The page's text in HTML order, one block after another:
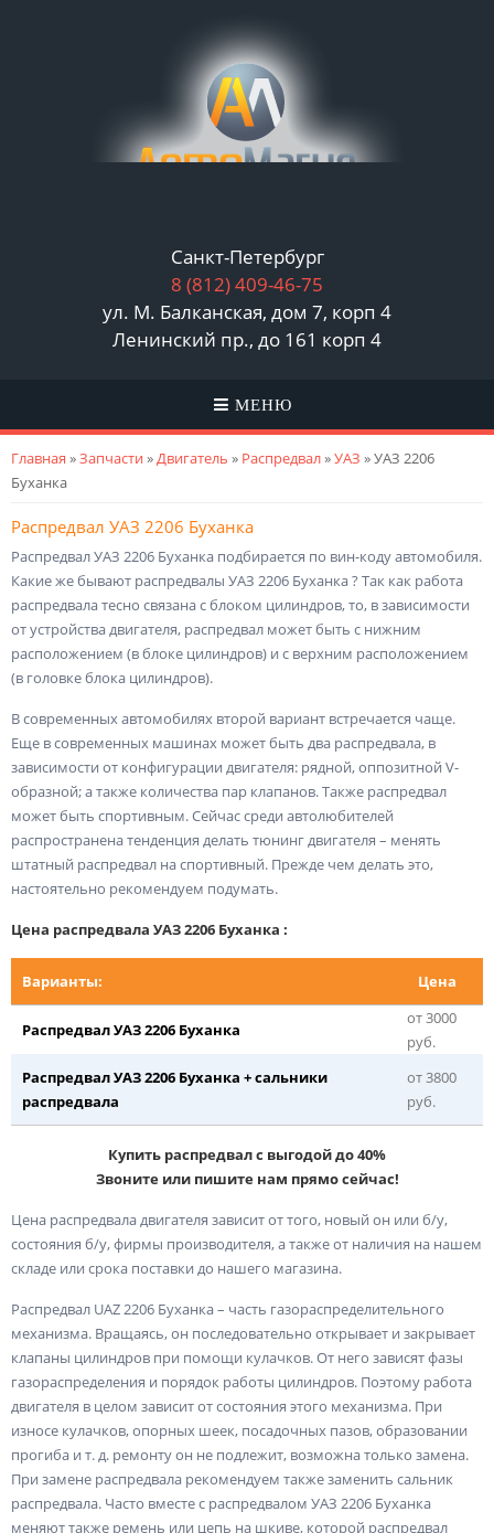
Санкт-Петербург
8 (812)409-46-75
ул. М. Балканская, дом 7, корп 4
Ленинский пр., до 161 корп 4
МЕНЮ
Вы здесь
Главная »Запчасти»Двигатель » Распредвал»УАЗ » УАЗ 2206
Буханка
Распредвал УАЗ 2206 Буханка
Распредвал УАЗ 2206 Буханка подбирается по вин-коду автомобиля.
Какие же бывают распредвалы УАЗ 2206 Буханка ? Так как работа
распредвала тесно связана с блоком цилиндров, то, в зависимости
от устройства двигателя, распредвал может быть с нижним
расположением (в блоке цилиндров) и с верхним расположением
(в головке блока цилиндров).
В современных автомобилях второй вариант встречается чаще.
Еще в современных машинах может быть два распредвала, в
зависимости от конфигурации двигателя: рядной, оппозитной V-
образной; а также количества пар клапанов. Также распредвал
может быть спортивным. Сейчас среди автолюбителей
распространена тенденция делать тюнинг двигателя – менять
штатный распредвал на спортивный. Прежде чем делать это,
настоятельно рекомендуем подумать.
Цена распредвала УАЗ 2206 Буханка :
Варианты: Цена
Распредвал УАЗ 2206 Буханка
от 3000
руб.
Распредвал УАЗ 2206 Буханка + сальники
распредвала
от 3800
руб.
Купить распредвал с выгодой до 40%
Звоните или пишите нам прямо сейчас!
Цена распредвала двигателя зависит от того, новый он или б/у,
состояния б/у, фирмы производителя, а также от наличия на нашем
складе или срока поставки до нашего магазина.
Распредвал UAZ 2206 Буханка – часть газораспределительного
механизма. Вращаясь, он последовательно открывает и закрывает
клапаны цилиндров при помощи кулачков. От него зависят фазы
газораспределения и порядок работы цилиндров. Поэтому работа
двигателя в целом зависит от состояния этого механизма. При
износе кулачков, опорных шеек, посадочных пазов, образовании
прогиба и т. д. ремонту он не подлежит, возможна только замена.
При замене распредвала рекомендуем также заменить сальник
распредвала. Часто вместе с распредвалом УАЗ 2206 Буханка
меняют также ремень или цепь на шкиве, которой распредвал